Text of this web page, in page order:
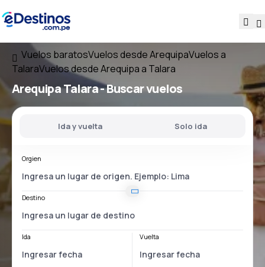
Vuelos baratosVuelos desde ArequipaVuelos a
TalaraVuelos desde Arequipa a Talara
Arequipa Talara- Buscar vuelos
Ida y vuelta Solo ida
Orgien
Destino
Ida Vuelta